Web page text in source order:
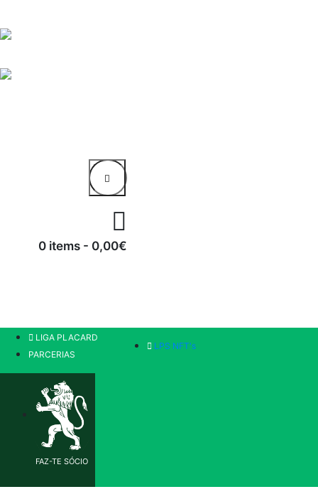
0 items - 0,00€
LIGA PLACARD
PARCERIAS
LPS NFT's
FAZ-TE SÓCIO